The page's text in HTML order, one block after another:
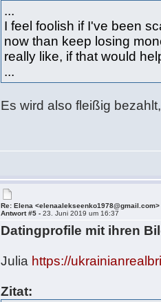
...
I feel foolish if I've been
now than keep losing
really like, if that would
...
Es wird also fleißig
Re: Elena <elenaalekseenko1978@gmail.com>
Antwort #5 -23. Juni 2019 um 16:37
Datingprofile mit ihren
Julia https://
Zitat: